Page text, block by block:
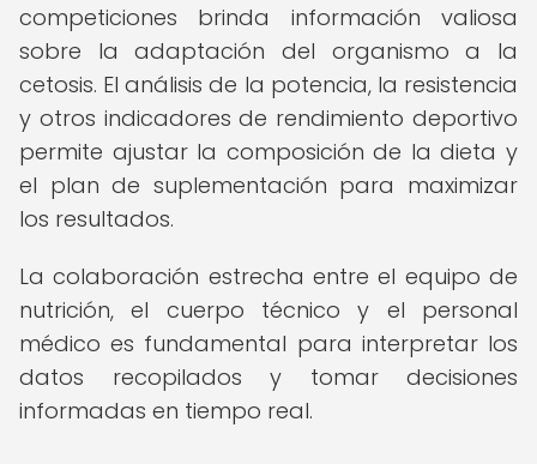
competiciones brinda información valiosa
sobre la adaptación del organismo a la
cetosis. El análisis de la potencia, la resistencia
y otros indicadores de rendimiento deportivo
permite ajustar la composición de la dieta y
el plan de suplementación para maximizar
los resultados.
La colaboración estrecha entre el equipo de
nutrición, el cuerpo técnico y el personal
médico es fundamental para interpretar los
datos recopilados y tomar decisiones
informadas en tiempo real.